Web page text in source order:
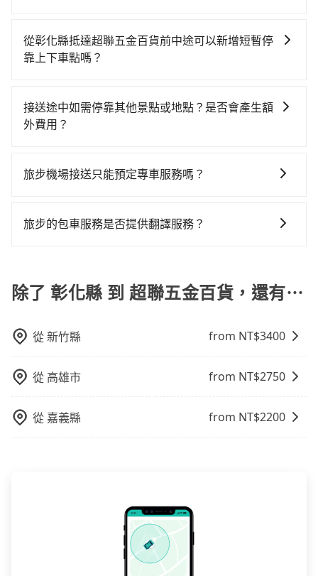
共59分鐘，假設3位同行，高鐵加轉乘之平均每人花費為
240元。不過彰化縣領有合法執照的計程車僅有1,600多
黃了，彰化縣少部分小黃司機不按表收費，看乘客是外
地人便漫天喊價或恣意繞路。但如果全程使用tripool並
外耗費13分鐘在交通時間上，所以如果你是一秒鐘幾十
更多，預約tripool所平均攤提下來的每人價格價格還會
40元路邊停車費用預估進去，但額外的汽車保險與可能
的罰單都需自付。再者，和運的iRent只提供最基本的車
九人座可供選擇，而且無人租車最令人詬病的就是車
況，打開車門才發現仍有上一組乘客遺留的垃圾或者撞
用戶卻遲遲尚未歸還，又或者要還車時卻偏偏找不到停
使用時還是有其區域的限制，實際可停靠的地點與你的
時叫到小黃的難度是台北或新北的30倍之多。如果當天
或隔天也要原路返回，超聯五金百貨所在的雲林縣的計
25%會採現場議價，建議最好先上網預約，以免當場被
坑受騙。雖然彰化縣到超聯五金百貨的跳表小黃可能較
不太方便，反而能事先預約且品質穩定的tripool，可能
包車：優點是搭乘舒適可以根據自己的需求安排時間和
地點上車較客製化。此外，司機還會提供各種旅遊建議
通塞車時亦會加收延遲費用，一般屬短程接駁為主。 -
白牌車：優點是價格相對較低，有的還可喊價。但安全
從彰化縣抵達超聯五金百貨前中途可以新增短暫停
靠上下車點嗎？
前往超聯五金百貨的途中可備註加點。每個加點位置，
前後額外里程數5公里內加收200元。雖然可能有些路線
接送途中如需停靠其他景點或地點？是否會產生額
外費用？
靠，您可以參考我們的「加點服務」，每個點距離在 5
您選擇「計時包車」，中途需要加點停靠，則不需要額
旅步機場接送只能預定專車服務嗎？
共乘服務。共乘服務讓乘客可以與其他人分攤費用，享
旅步的包車服務是否提供翻譯服務？
除了 彰化縣 到 超聯五金百貨，還有⋯
從新竹縣 from NT$3400
從 高雄市 from NT$2750
從 嘉義縣 from NT$2200